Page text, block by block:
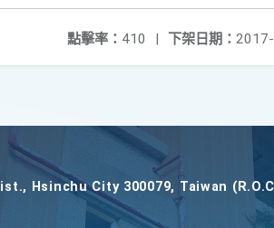
下架日期：
點擊率： 410 |
Hsinchu City 300079, Taiwan